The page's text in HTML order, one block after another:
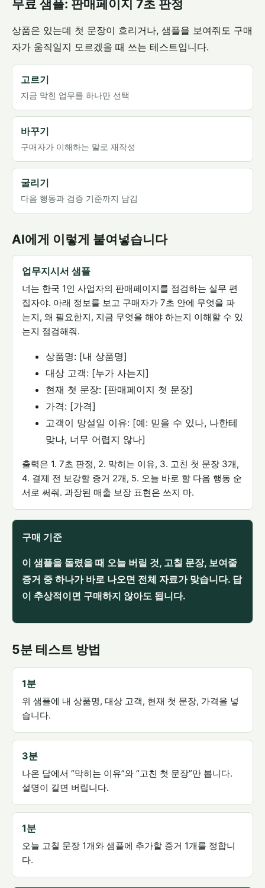
무료 샘플: 판매페이지 7초 판정
상품은 있는데 첫 문장이 흐리거나, 샘플을 보여줘도 구매
자가 움직일지 모르겠을 때 쓰는 테스트입니다.
고르기
지금 막힌 업무를 하나만 선택
바꾸기
구매자가 이해하는 말로 재작성
굴리기
다음 행동과 검증 기준까지 남김
AI에게 이렇게 붙여넣습니다
업무지시서 샘플
너는 한국 1인 사업자의 판매페이지를 점검하는 실무 편
집자야. 아래 정보를 보고 구매자가 7초 안에 무엇을 파
는지, 왜 필요한지, 지금 무엇을 해야 하는지 이해할 수 있
는지 점검해줘.
상품명: [내 상품명]
대상 고객: [누가 사는지]
현재 첫 문장: [판매페이지 첫 문장]
가격: [가격]
고객이 망설일 이유: [예: 믿을 수 있나, 나한테
맞나, 너무 어렵지 않나]
출력은 1. 7초 판정, 2. 막히는 이유, 3. 고친 첫 문장 3개,
4. 결제 전 보강할 증거 2개, 5. 오늘 바로 할 다음 행동 순
서로 써줘. 과장된 매출 보장 표현은 쓰지 마.
구매 기준
이 샘플을 돌렸을 때 오늘 버릴 것, 고칠 문장, 보여줄
증거 중 하나가 바로 나오면 전체 자료가 맞습니다. 답
이 추상적이면 구매하지 않아도 됩니다.
5분 테스트 방법
1분
위 샘플에 내 상품명, 대상 고객, 현재 첫 문장, 가격을 넣
습니다.
3분
나온 답에서 “막히는 이유”와 “고친 첫 문장”만 봅니다.
설명이 길면 버립니다.
1분
오늘 고칠 문장 1개와 샘플에 추가할 증거 1개를 정합니
다.